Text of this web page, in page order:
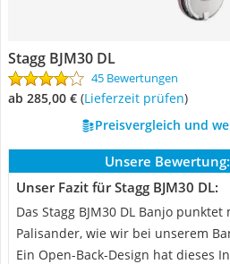
Stagg BJM30 DL
45 Bewertungen
ab 285,00 € (Lieferzeit prüfen)
Preisvergleich und
Unsere Bewertung:
Unser Fazit für Stagg BJM30 DL:
Das Stagg BJM30 DL Banjo
Palisander, wie wir bei unserem
Ein Open-Back-Design hat dieses